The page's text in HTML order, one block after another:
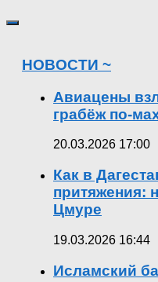
НОВОСТИ ~
Авиацены
грабёж по-
20.03.2026 17:00
Как в
притяжения:
Цмуре
19.03.2026 16:44
Исламский